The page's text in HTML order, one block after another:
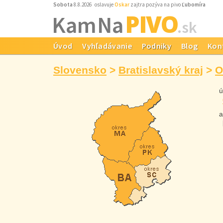
Sobota 8.8.2026 oslavujeOskar zajtra pozýva na pivo Ľubomíra
Kam NaPIVO.sk
Úvod Vyhľadávanie Podniky Blog
Slovensko > Bratislavský kraj >